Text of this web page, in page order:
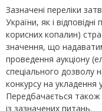
Зазначені переліки
України, як і
корисних копалин)
значення, що
проведення аукціону
спеціального дозволу
конкурсу на укладення
Передбачається
із зазначених питань.